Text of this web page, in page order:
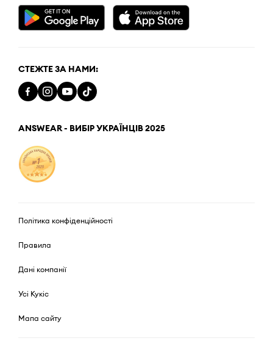
СТЕЖТЕ ЗА НАМИ:
ANSWEAR - ВИБІР УКРАЇНЦІВ 2025
Політика конфіденційності
Правила
Дані компанії
Усі Кукіс
Мапа сайту